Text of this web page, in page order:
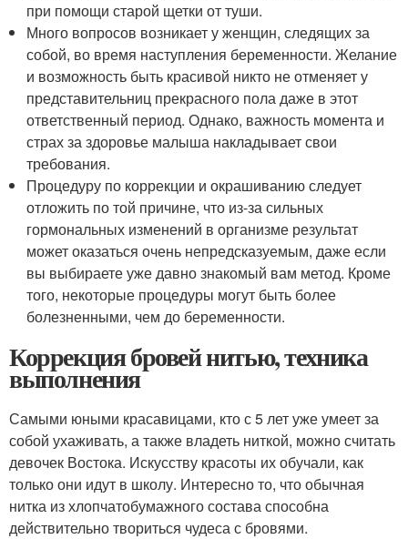
при помощи старой щетки от туши.
Много вопросов возникает у женщин, следящих за
собой, во время наступления беременности. Желание
и возможность быть красивой никто не отменяет у
представительниц прекрасного пола даже в этот
ответственный период. Однако, важность момента и
страх за здоровье малыша накладывает свои
требования.
Процедуру по коррекции и окрашиванию следует
отложить по той причине, что из-за сильных
гормональных изменений в организме результат
может оказаться очень непредсказуемым, даже если
вы выбираете уже давно знакомый вам метод. Кроме
того, некоторые процедуры могут быть более
болезненными, чем до беременности.
Коррекция бровей нитью, техника
выполнения
Самыми юными красавицами, кто с 5 лет уже умеет за
собой ухаживать, а также владеть ниткой, можно считать
девочек Востока. Искусству красоты их обучали, как
только они идут в школу. Интересно то, что обычная
нитка из хлопчатобумажного состава способна
действительно твориться чудеса с бровями.